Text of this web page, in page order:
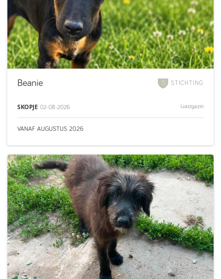
STICHTING
Beanie
SKOPJE 02-08-2026 Gastgezin
VANAF AUGUSTUS 2026